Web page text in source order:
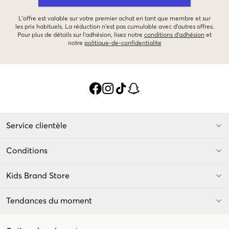
L'offre est valable sur votre premier achat en tant que membre et sur
les prix habituels. La réduction n'est pas cumulable avec d'autres offres.
Pour plus de détails sur l'adhésion, lisez notre conditions d'adhésion et
notre politique-de-confidentialite
Service clientèle
Conditions
Kids Brand Store
Tendances du moment